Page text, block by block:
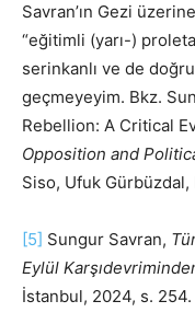
Savran’ın Gezi
“eğitimli (yarı-)
serinkanlı ve de
geçmeyeyim. Bkz.
Rebellion: A Critical
Opposition and
Siso, Ufuk
[5] Sungur Savran,
Eylül
İstanbul, 2024, s. 254.